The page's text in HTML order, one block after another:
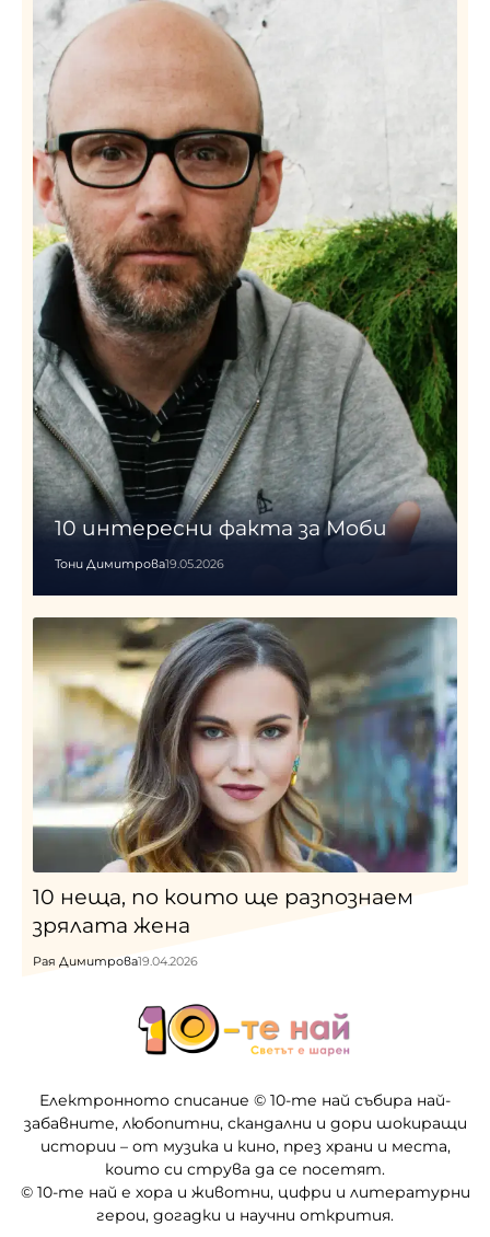
10 интересни факта за Моби
Тони Димитрова19.05.2026
10 неща, по които ще разпознаем
зрялата жена
Рая Димитрова19.04.2026
Електронното списание © 10-те най събира най-
забавните, любопитни, скандални и дори шокиращи
истории – от музика и кино, през храни и места,
които си струва да се посетят.
© 10-те най е хора и животни, цифри и литературни
герои, догадки и научни открития.